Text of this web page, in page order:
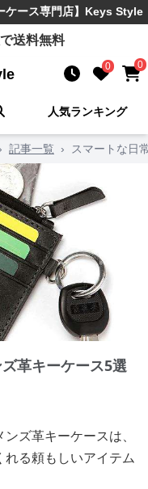
ケース専門店】Keys Style
送料無料
0 0
人気ランキング
› 記事一覧 › スマートな日
革キーケース5選
ズ革キーケースは、
る頼もしいアイテム